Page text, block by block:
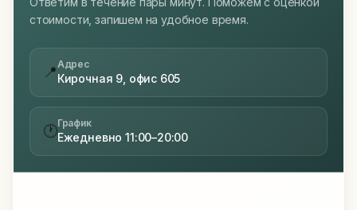
стоимости, запишем на удобное время.
📍Адрес
Кирочная 9, офис 605
🕐График
Ежедневно 11:00–20:00